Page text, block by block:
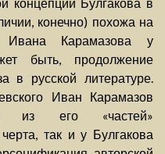
концепции Булгакова в
конечно) похожа на
Ивана Карамазова у
быть, продолжение
в русской литературе.
Иван Карамазов
из его «частей»
так и у Булгакова